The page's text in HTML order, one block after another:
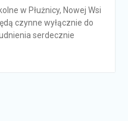
w Płużnicy, Nowej Wsi
czynne wyłącznie do
serdecznie